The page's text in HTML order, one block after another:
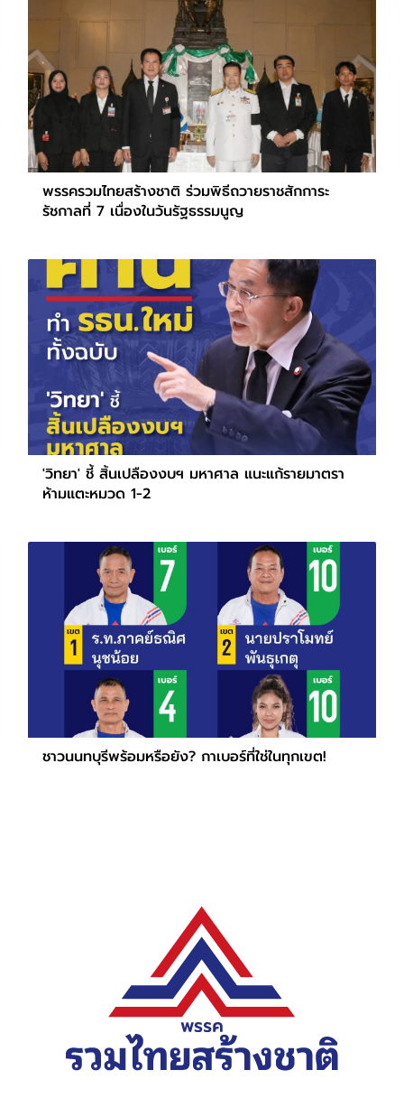
พรรครวมไทยสร้างชาติ ร่วมพิธีถวายราชสักการะ
รัชกาลที่ 7 เนื่องในวันรัฐธรรมนูญ
'วิทยา' ชี้ สิ้นเปลืองงบฯ มหาศาล แนะแก้รายมาตรา
ห้ามแตะหมวด 1-2
ชาวนนทบุรีพร้อมหรือยัง? กาเบอร์ที่ใช่ในทุกเขต!